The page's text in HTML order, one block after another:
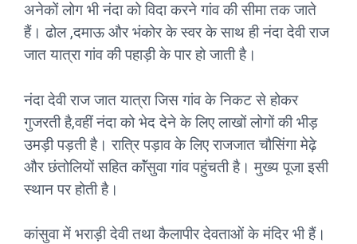
अनेकों लोग भी नंदा को विदा करने गांव की सीमा तक जाते
हैं। ढोल ,दमाऊ और भंकोर के स्वर के साथ ही नंदा देवी राज
जात यात्रा गांव की पहाड़ी के पार हो जाती है।
नंदा देवी राज जात यात्रा जिस गांव के निकट से होकर
गुजरती है,वहीं नंदा को भेद देने के लिए लाखों लोगों की भीड़
उमड़ी पड़ती है। रात्रि पड़ाव के लिए राजजात चौसिंगा मेढ़े
और छंतोलियों सहित काॅंसुवा गांव पहुंचती है। मुख्य पूजा इसी
स्थान पर होती है।
कांसुवा में भराड़ी देवी तथा कैलापीर देवताओं के मंदिर भी हैं।